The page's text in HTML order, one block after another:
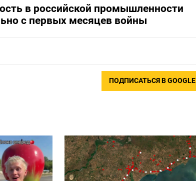
в российской промышленности
с первых месяцев войны
ПОДПИСАТЬСЯ В GOOGLE